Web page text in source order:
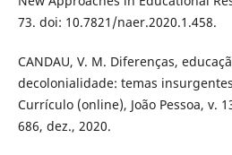
73. doi: 10.7821/naer.2020.1.458.
CANDAU, V. M. Diferenças,
decolonialidade: temas
Currículo (online), João Pessoa, v.
686, dez., 2020.